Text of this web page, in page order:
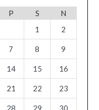
P S
N
1
2
7 8 9
14 15 16
21 22 23
28 29 30